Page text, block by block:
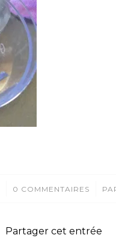
0 COMMENTAIRES
/
Partager cet entrée